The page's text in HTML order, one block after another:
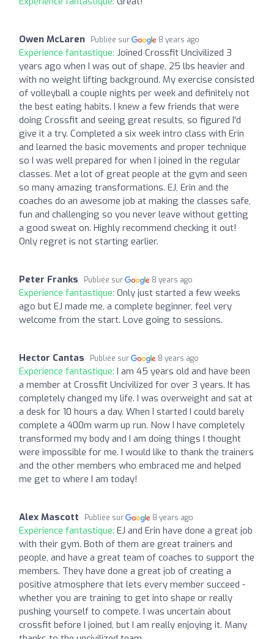
Owen McLaren Publiée sur 8 years ago
Expérience fantastique: Joined Crossfit Uncivilized 3
years ago when I was out of shape, 25 lbs heavier and
with no weight lifting background. My exercise consisted
of volleyball a couple nights per week and definitely not
the best eating habits. I knew a few friends that were
doing Crossfit and seeing great results, so figured I'd
give it a try. Completed a six week intro class with Erin
and learned the basic movements and proper technique
so I was well prepared for when I joined in the regular
classes. Met a lot of great people at the gym and seen
so many amazing transformations. EJ, Erin and the
coaches do an awesome job at making the classes safe,
fun and challenging so you never leave without getting
a good sweat on. Highly recommend checking it out!
Only regret is not starting earlier.
Peter Franks Publiée sur 8 years ago
Expérience fantastique: Only just started a few weeks
ago but EJ made me, a complete beginner, feel very
welcome from the start. Love going to sessions.
Hector Cantas Publiée sur 8 years ago
Expérience fantastique: I am 45 years old and have been
a member at Crossfit Uncivilized for over 3 years. It has
completely changed my life. I was overweight and sat at
a desk for 10 hours a day. When I started I could barely
complete a 400m warm up run. Now I have completely
transformed my body and I am doing things I thought
were impossible for me. I would like to thank the trainers
and the other members who embraced me and helped
me get to where I am today!
Alex Mascott Publiée sur 8 years ago
Expérience fantastique: EJ and Erin have done a great job
with their gym. Both of them are great trainers and
people, and have a great team of coaches to support the
members. They have done a great job of creating a
positive atmosphere that lets every member succeed -
whether you are training to get into shape or really
pushing yourself to compete. I was uncertain about
crossfit before I joined, but I am really enjoying it. Many